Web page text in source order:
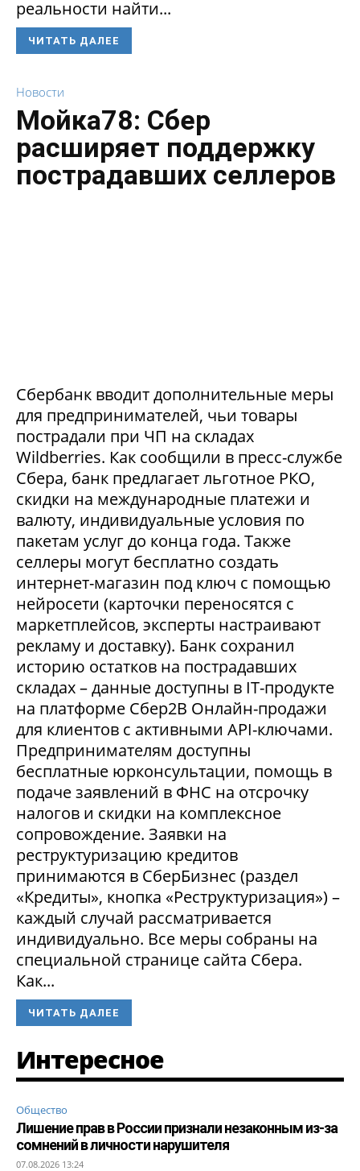
реальности найти...
ЧИТАТЬ ДАЛЕЕ
Новости
Мойка78: Сбер
расширяет поддержку
пострадавших селлеров
Сбербанк вводит дополнительные меры
для предпринимателей, чьи товары
пострадали при ЧП на складах
Wildberries. Как сообщили в пресс-службе
Сбера, банк предлагает льготное РКО,
скидки на международные платежи и
валюту, индивидуальные условия по
пакетам услуг до конца года. Также
селлеры могут бесплатно создать
интернет-магазин под ключ с помощью
нейросети (карточки переносятся с
маркетплейсов, эксперты настраивают
рекламу и доставку). Банк сохранил
историю остатков на пострадавших
складах – данные доступны в IT-продукте
на платформе Сбер2В Онлайн-продажи
для клиентов с активными API-ключами.
Предпринимателям доступны
бесплатные юрконсультации, помощь в
подаче заявлений в ФНС на отсрочку
налогов и скидки на комплексное
сопровождение. Заявки на
реструктуризацию кредитов
принимаются в СберБизнес (раздел
«Кредиты», кнопка «Реструктуризация») –
каждый случай рассматривается
индивидуально. Все меры собраны на
специальной странице сайта Сбера.
Как...
ЧИТАТЬ ДАЛЕЕ
Интересное
Общество
Лишение прав в России признали незаконным из-за
сомнений в личности нарушителя
07.08.2026 13:24